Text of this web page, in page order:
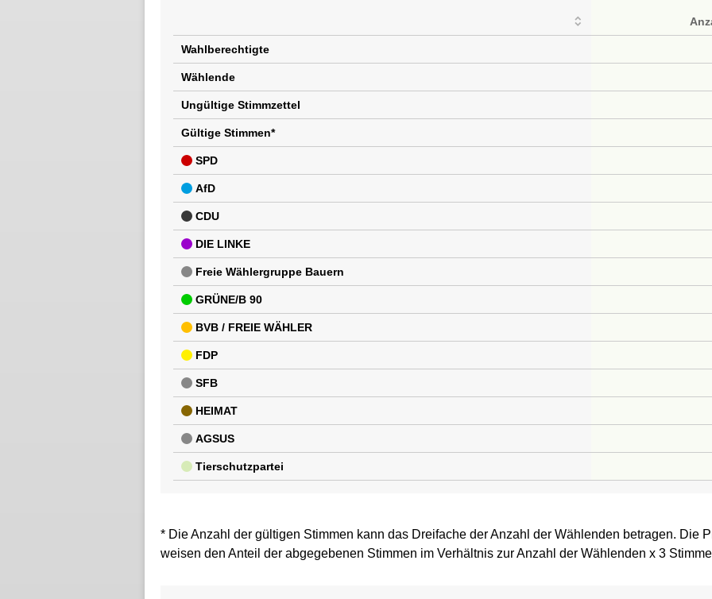
Wahlberechtigte
Wählende
Ungültige Stimmzettel
Gültige Stimmen*
SPD
AfD
CDU
DIE LINKE
Freie Wählergruppe Bauern
GRÜNE/B 90
BVB / FREIE WÄHLER
FDP
SFB
HEIMAT
AGSUS
Tierschutzpartei
* Die Anzahl der gültigen Stimmen kann das Dreifache der Anzahl der Wählenden betragen. Die
weisen den Anteil der abgegebenen Stimmen im Verhältnis zur Anzahl der Wählenden x 3